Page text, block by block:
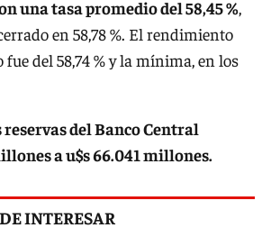
una tasa promedio del 58,45 %,
en 58,78 %. El rendimiento
del 58,74 % y la mínima, en los
reservas del Banco Central
a u$s 66.041 millones.
INTERESAR